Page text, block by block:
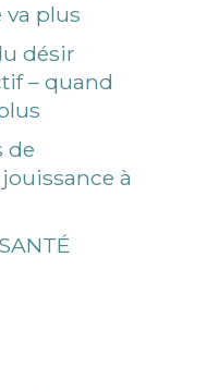
plus
désir
– quand
de
à